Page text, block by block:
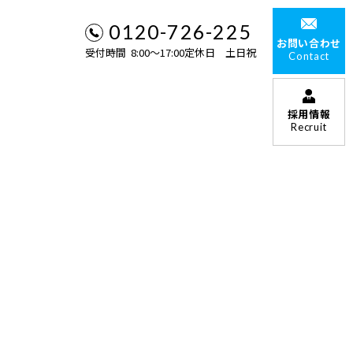
0120-726-225
受付時間 8:00〜17:00定休日 土日祝
お問い合わせ
Contact
採用情報
Recruit